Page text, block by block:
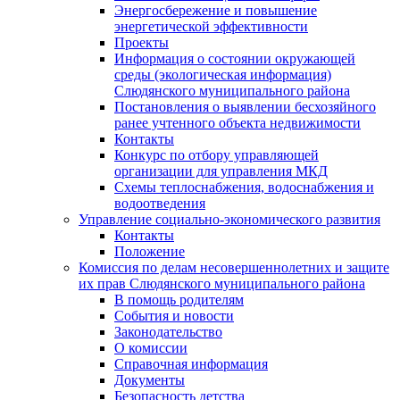
Энергосбережение и повышение
энергетической эффективности
Проекты
Информация о состоянии окружающей
среды (экологическая информация)
Слюдянского муниципального района
Постановления о выявлении бесхозяйного
ранее учтенного объекта недвижимости
Контакты
Конкурс по отбору управляющей
организации для управления МКД
Схемы теплоснабжения, водоснабжения и
водоотведения
Управление социально-экономического развития
Контакты
Положение
Комиссия по делам несовершеннолетних и защите
их прав Слюдянского муниципального района
В помощь родителям
События и новости
Законодательство
О комиссии
Справочная информация
Документы
Безопасность детства